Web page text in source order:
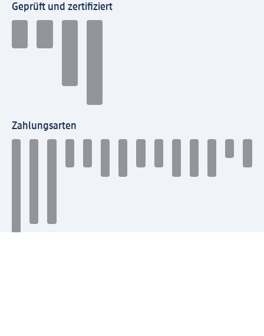
Geprüft und zertifiziert
Zahlungsarten